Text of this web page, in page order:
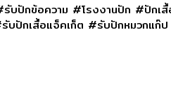
ปักข้อความ #โรงงานปัก #ปัก
บปักเสื้อแจ็คเก็ต #รับปักหมวกแ